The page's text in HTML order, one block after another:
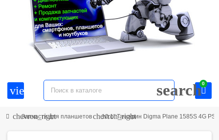
view_headline search0
chevron_right
Запчасти для планшетовchevron_right
10.1" Тачскрин Digma Plane 1585S 4G